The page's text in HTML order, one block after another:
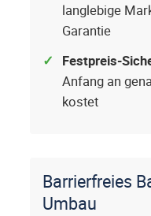
langlebige
Garantie
Festpreis-
Anfang an
kostet
Barrierfreies
Umbau